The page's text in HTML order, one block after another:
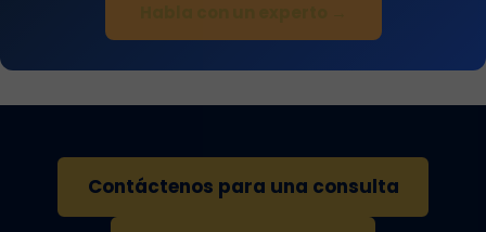
Contáctenos para una consulta